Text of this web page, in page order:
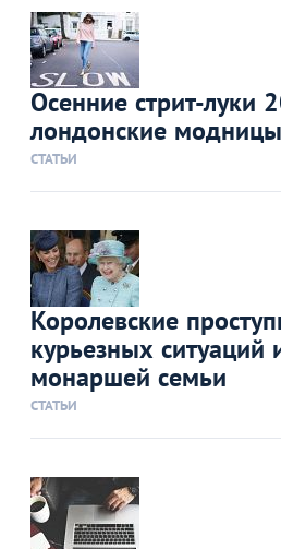
Осенние стрит-луки
лондонские
СТАТЬИ
Королевские
курьезных ситуаций
монаршей семьи
СТАТЬИ